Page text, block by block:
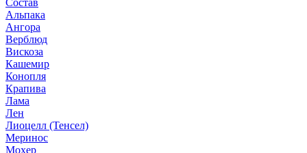
Состав
Альпака
Ангора
Верблюд
Вискоза
Кашемир
Конопля
Крапива
Лама
Лен
Лиоцелл (Тенсел)
Меринос
Мохер